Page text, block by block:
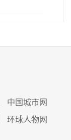
中国城市网
环球人物网